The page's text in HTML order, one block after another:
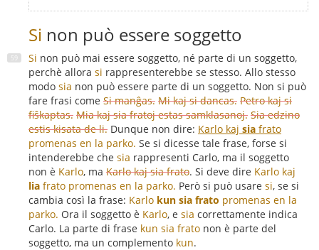
Si non può essere soggetto
Si non può mai essere soggetto, né parte di un soggetto,
perchè allora si rappresenterebbe se stesso. Allo stesso
modo sia non può essere parte di un soggetto. Non si può
fare frasi come Si manĝas. Mi kaj si dancas. Petro kaj si
fiŝkaptas. Mia kaj sia fratoj estas samklasanoj. Sia edzino
estis kisata de li. Dunque non dire: Karlo kaj sia frato
promenas en la parko. Se si dicesse tale frase, forse si
intenderebbe che sia rappresenti Carlo, ma il soggetto
non è Karlo, ma Karlo kaj sia frato. Si deve dire Karlo kaj
lia frato promenas en la parko. Però si può usare si, se si
cambia così la frase: Karlo kun sia frato promenas en la
parko. Ora il soggetto è Karlo, e sia correttamente indica
Carlo. La parte di frase kun sia frato non è parte del
soggetto, ma un complemento kun.